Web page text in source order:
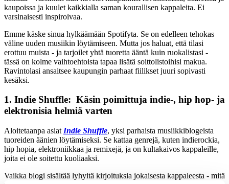
kaupoissa ja kuulet kaikkialla saman kourallisen kappaleita. Ei
varsinaisesti inspiroivaa.
Emme käske sinua hylkäämään Spotifyta. Se on edelleen tehokas
väline uuden musiikin löytämiseen. Mutta jos haluat, että tilasi
erottuu muista - ja tarjoilet yhtä tuoretta ääntä kuin ruokalistasi -
tässä on kolme vaihtoehtoista tapaa lisätä soittolistoihisi makua.
Ravintolasi ansaitsee kaupungin parhaat fiilikset juuri sopivasti
kesäksi.
1. Indie Shuffle: Käsin poimittuja indie-, hip hop- ja
elektronisia helmiä varten
Aloitetaanpa asiat Indie Shuffle, yksi parhaista musiikkiblogeista
tuoreiden äänien löytämiseksi. Se kattaa genrejä, kuten indierockia,
hip hopia, elektroniikkaa ja remixejä, ja on kultakaivos kappaleille,
joita ei ole soitettu kuoliaaksi.
Vaikka blogi sisältää lyhyitä kirjoituksia jokaisesta kappaleesta - mitä